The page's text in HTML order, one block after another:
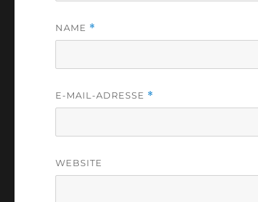
NAME *
E-MAIL-ADRESSE *
WEBSITE